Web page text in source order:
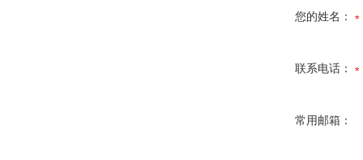
您的姓名：
联系电话：
常用邮箱：